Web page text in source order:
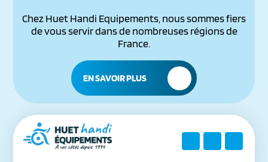
Chez Huet Handi Equipements, nous sommes fiers
de vous servir dans de nombreuses régions de
France.
EN SAVOIR PLUS